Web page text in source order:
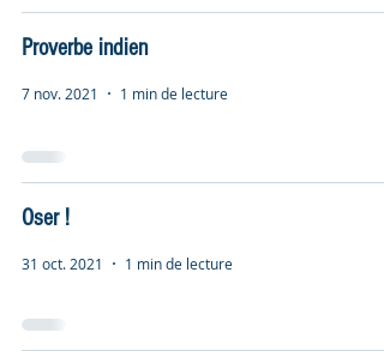
Proverbe indien
7 nov. 2021 1 min de lecture
Oser !
31 oct. 2021 1 min de lecture